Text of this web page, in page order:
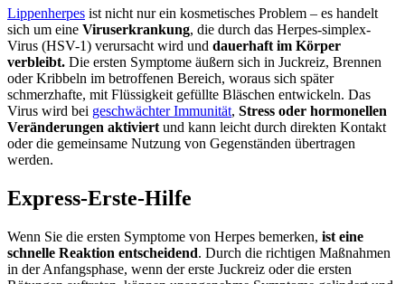
Lippenherpes ist nicht nur ein kosmetisches Problem – es handelt
sich um eine Viruserkrankung, die durch das Herpes-simplex-
Virus (HSV-1) verursacht wird und dauerhaft im Körper
verbleibt. Die ersten Symptome äußern sich in Juckreiz, Brennen
oder Kribbeln im betroffenen Bereich, woraus sich später
schmerzhafte, mit Flüssigkeit gefüllte Bläschen entwickeln. Das
Virus wird bei geschwächter Immunität, Stress oder hormonellen
Veränderungen aktiviert und kann leicht durch direkten Kontakt
oder die gemeinsame Nutzung von Gegenständen übertragen
werden.
Express-Erste-Hilfe
Wenn Sie die ersten Symptome von Herpes bemerken, ist eine
schnelle Reaktion entscheidend. Durch die richtigen Maßnahmen
in der Anfangsphase, wenn der erste Juckreiz oder die ersten